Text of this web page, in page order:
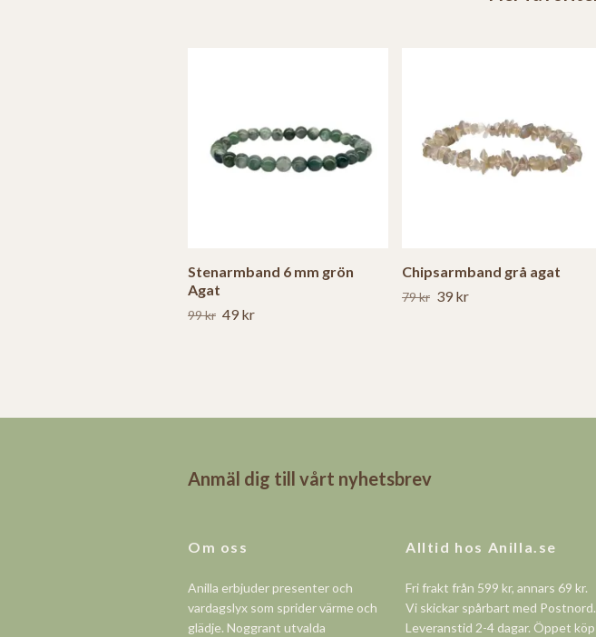
Stenarmband 6 mm grön
Agat
99 kr 49 kr
Chipsarmband grå agat
79 kr 39 kr
Anmäl dig till vårt nyhetsbrev
Om oss
Anilla erbjuder presenter och
vardagslyx som sprider värme och
glädje. Noggrant utvalda
Alltid hos Anilla.se
Fri frakt från 599 kr, annars 69 kr.
Vi skickar spårbart med Postnord.
Leveranstid 2-4 dagar. Öppet köp